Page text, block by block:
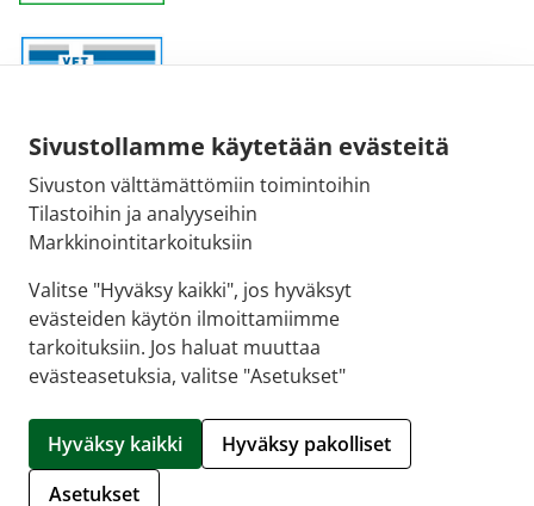
Sivustollamme käytetään evästeitä
Sivuston välttämättömiin toimintoihin
Tilastoihin ja analyyseihin
Markkinointitarkoituksiin
Valitse "Hyväksy kaikki", jos hyväksyt
evästeiden käytön ilmoittamiimme
tarkoituksiin. Jos haluat muuttaa
evästeasetuksia, valitse "Asetukset"
Hyväksy kaikki
Hyväksy pakolliset
Asetukset
Sähköpostiosoite:
kirjaamo@fimea.fi
Fimean vaihde:
029 522 3341
Hallitse evästeitä